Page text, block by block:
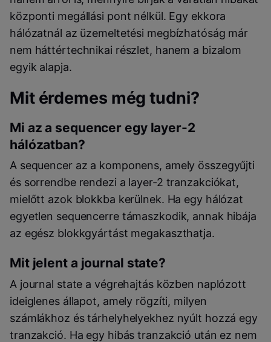
központi megállási pont nélkül. Egy ekkora
hálózatnál az üzemeltetési megbízhatóság már
nem háttértechnikai részlet, hanem a bizalom
egyik alapja.
Mit érdemes még tudni?
Mi az a sequencer egy layer-2
hálózatban?
A sequencer az a komponens, amely összegyűjti
és sorrendbe rendezi a layer-2 tranzakciókat,
mielőtt azok blokkba kerülnek. Ha egy hálózat
egyetlen sequencerre támaszkodik, annak hibája
az egész blokkgyártást megakaszthatja.
Mit jelent a journal state?
A journal state a végrehajtás közben naplózott
ideiglenes állapot, amely rögzíti, milyen
számlákhoz és tárhelyhelyekhez nyúlt hozzá egy
tranzakció. Ha egy hibás tranzakció után ez nem